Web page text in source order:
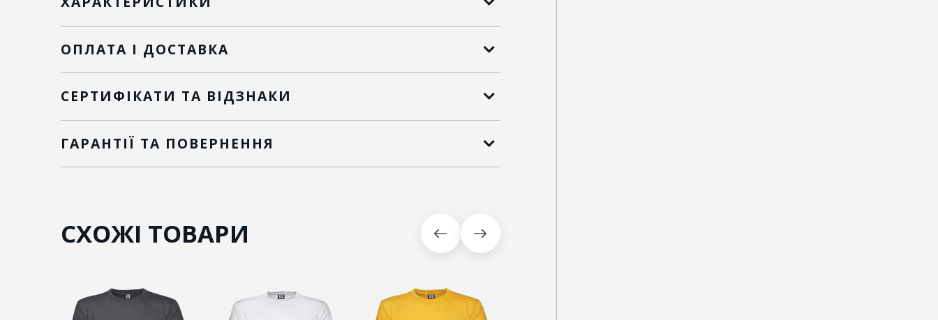
ОПЛАТА І ДОСТАВКА
СЕРТИФІКАТИ ТА ВІДЗНАКИ
ГАРАНТІЇ ТА ПОВЕРНЕННЯ
СХОЖІ ТОВАРИ